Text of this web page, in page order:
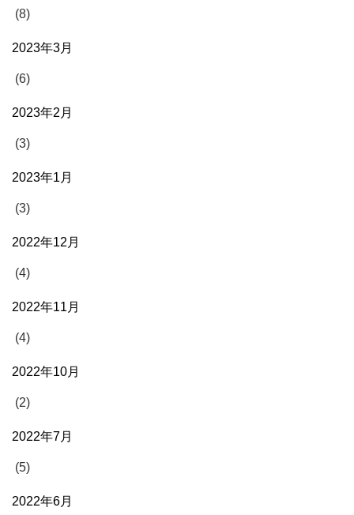
(8)
2023年3月
(6)
2023年2月
(3)
2023年1月
(3)
2022年12月
(4)
2022年11月
(4)
2022年10月
(2)
2022年7月
(5)
2022年6月